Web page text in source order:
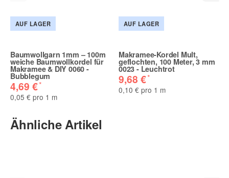
AUF LAGER
Baumwollgarn 1mm – 100m
weiche Baumwollkordel für
Makramee & DIY 0060 -
Bubblegum
4,69 €*
0,05 € pro 1 m
AUF LAGER
Makramee-Kordel Mult,
geflochten, 100 Meter, 3 mm
0023 - Leuchtrot
9,68 €*
0,10 € pro 1 m
Ähnliche Artikel